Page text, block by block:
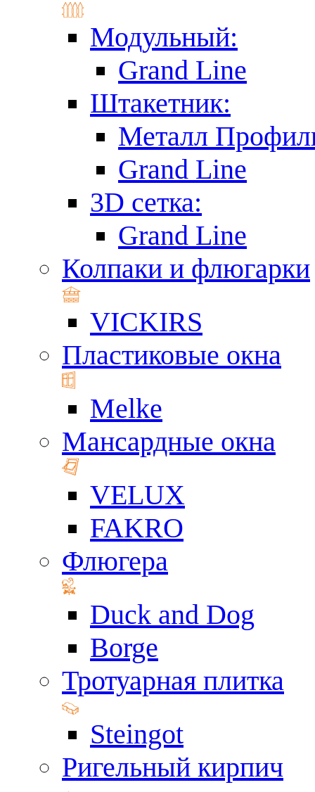
Модульный:
Grand Line
Штакетник:
Металл
Grand Line
3D сетка:
Grand Line
Колпаки и флюгарки
VICKIRS
Пластиковые окна
Melke
Мансардные окна
VELUX
FAKRO
Флюгера
Duck and Dog
Borge
Тротуарная плитка
Steingot
Ригельный кирпич